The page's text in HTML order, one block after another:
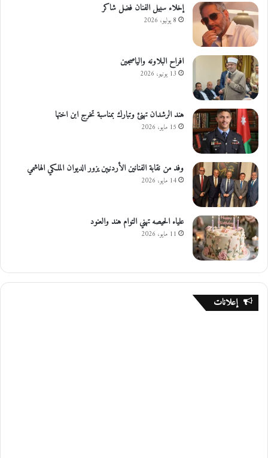
إخلاء سبيل الفنان فضل شاكر
8 يوليو، 2026
افراح البلاونه والياصجين
13 يونيو، 2026
هند الرشدان تهنئ وتبارك بمناسبة تخرج ابن اختها
15 مايو، 2026
وفد من نقابة الفنانين الأردنيين يزور الديوان الملكي الهاشمي
14 مايو، 2026
علياء الحيصه تهني التوام هند والعنود
11 مايو، 2026
إعلانات